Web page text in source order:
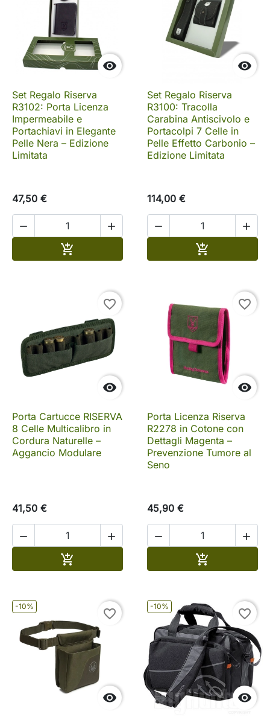

Set Regalo Riserva
R3102: Porta Licenza
Impermeabile e
Portachiavi in Elegante
Pelle Nera – Edizione
Limitata
47,50 €
 


Set Regalo Riserva
R3100: Tracolla
Carabina Antiscivolo e
Portacolpi 7 Celle in
Pelle Effetto Carbonio –
Edizione Limitata
114,00 €
 


favorite_border
Porta Cartucce RISERVA
8 Celle Multicalibro in
Cordura Naturelle –
Aggancio Modulare
41,50 €
 


favorite_border
Porta Licenza Riserva
R2278 in Cotone con
Dettagli Magenta –
Prevenzione Tumore al
Seno
45,90 €
 

-10%

favorite_border
-10%

favorite_border